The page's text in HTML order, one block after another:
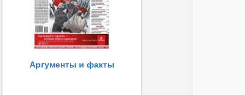
Аргументы и факты